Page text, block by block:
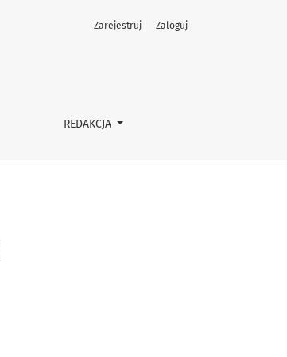
REDAKCJA
Zarejestruj Zaloguj